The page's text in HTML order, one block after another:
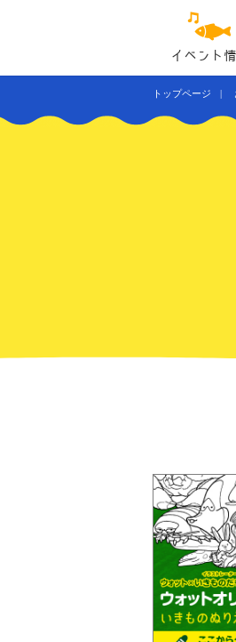
イベント
トップページ